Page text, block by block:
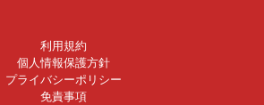
利用規約
個人情報保護方針
プライバシーポリシー
免責事項